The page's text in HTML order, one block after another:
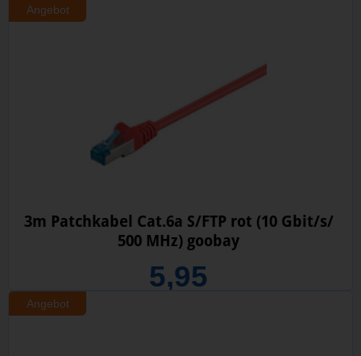
Angebot
3m Patchkabel Cat.6a S/FTP rot (10 Gbit/s/
500 MHz) goobay
5,95
Angebot